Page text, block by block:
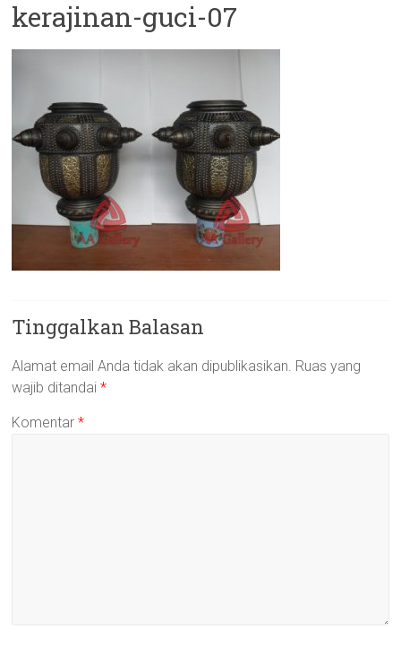
kerajinan-guci-07
Tinggalkan Balasan
Alamat email Anda tidak akan dipublikasikan. Ruas yang
wajib ditandai*
Komentar*